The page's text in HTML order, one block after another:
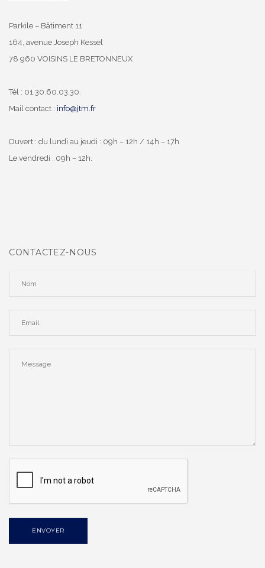
Parkile – Bâtiment 11
164, avenue Joseph Kessel
78 960 VOISINS LE BRETONNEUX
Tél : 01.30.60.03.30.
Mail contact : info@jtm.fr
Ouvert : du lundi au jeudi : 09h – 12h / 14h – 17h
Le vendredi : 09h – 12h.
CONTACTEZ-NOUS
ENVOYER